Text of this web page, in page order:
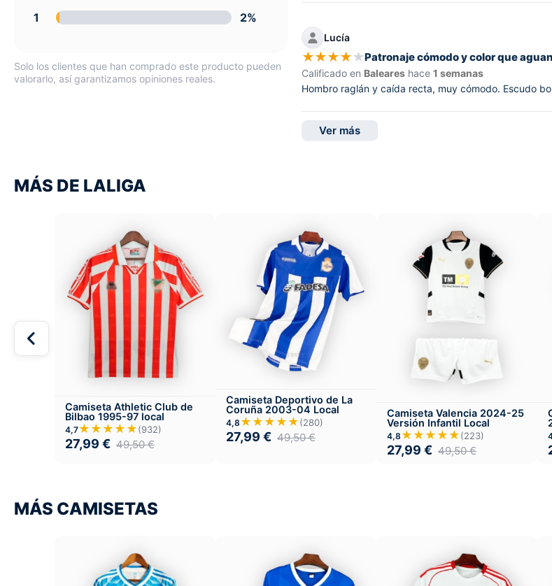
1
2%
Solo los clientes que han comprado este producto pueden
valorarlo, así garantizamos opiniones reales.
Lucía
★★★★★Patronaje cómodo y color que
Calificado en Baleares hace1 semanas
Hombro raglán y caída recta, muy cómodo. Escudo
Ver más
MÁS DE LALIGA
Camiseta Athletic Club de
Bilbao 1995-97 local
4,7★★★★★(932)
27,99 € 49,50€
Camiseta Deportivo de La
Coruña 2003-04 Local
4,8 ★★★★★(280)
27,99 € 49,50€
Camiseta Valencia 2024-25
Versión Infantil Local
4,8 ★★★★★(223)
27,99 € 49,50€
MÁS CAMISETAS